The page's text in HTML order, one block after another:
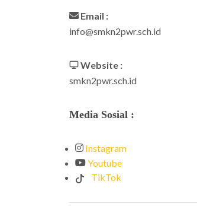
Email :
info@smkn2pwr.sch.id
Website :
smkn2pwr.sch.id
Media Sosial :
Instagram
Youtube
TikTok